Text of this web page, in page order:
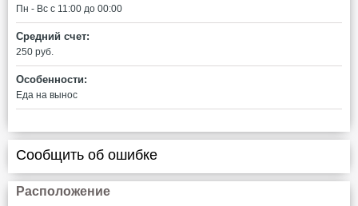
Пн - Вс c 11:00 до 00:00
Средний счет:
250 руб.
Особенности:
Еда на вынос
Сообщить об ошибке
Расположение